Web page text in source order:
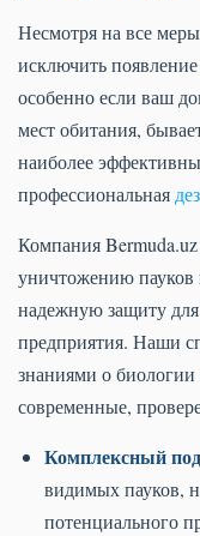
Несмотря на все
исключить
особенно если ваш
мест обитания,
наиболее
профессиональная
Компания
уничтожению пауков
надежную защиту
предприятия. Наши
знаниями о
современные,
Комплексный
видимых пауков,
потенциального